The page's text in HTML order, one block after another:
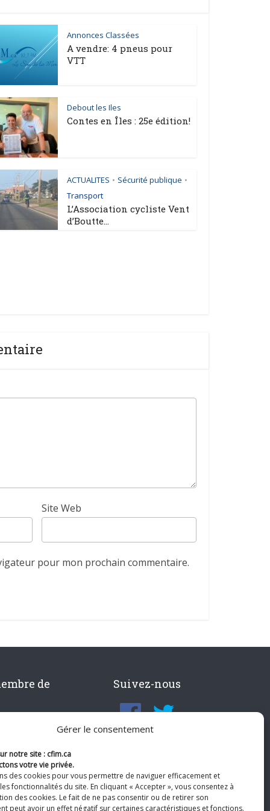
Gérer le consentement
notre site : cfim.ca
votre vie privée.
des cookies pour vous permettre de naviguer efficacement et
fonctionnalités du site. En cliquant « Accepter », vous consentez à
des cookies. Le fait de ne pas consentir ou de retirer son
peut avoir un effet négatif sur certaines caractéristiques et fonctions.
Annonces Classées
A vendre: 4 pneus pour
VTT
Debout les Iles
Contes en Îles : 25e édition!
ACTUALITES • Sécurité publique •
Transport
L’Association cycliste Vent
d’Boutte...
Site Web
pour mon prochain commentaire.
de
Suivez-nous